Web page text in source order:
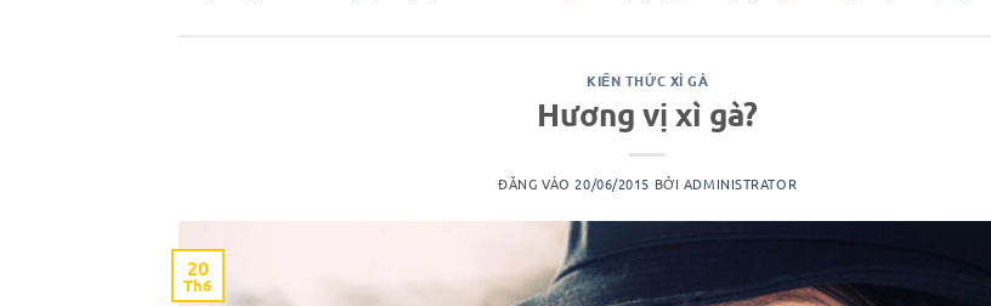
KIẾN THỨC XÌ GÀ
Hương vị xì gà?
ĐĂNG VÀO20/06/2015 BỞI ADMINISTRATOR
20
Th6